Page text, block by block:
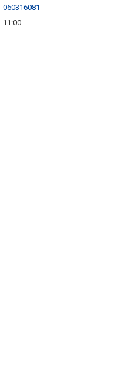
060316081
11:00